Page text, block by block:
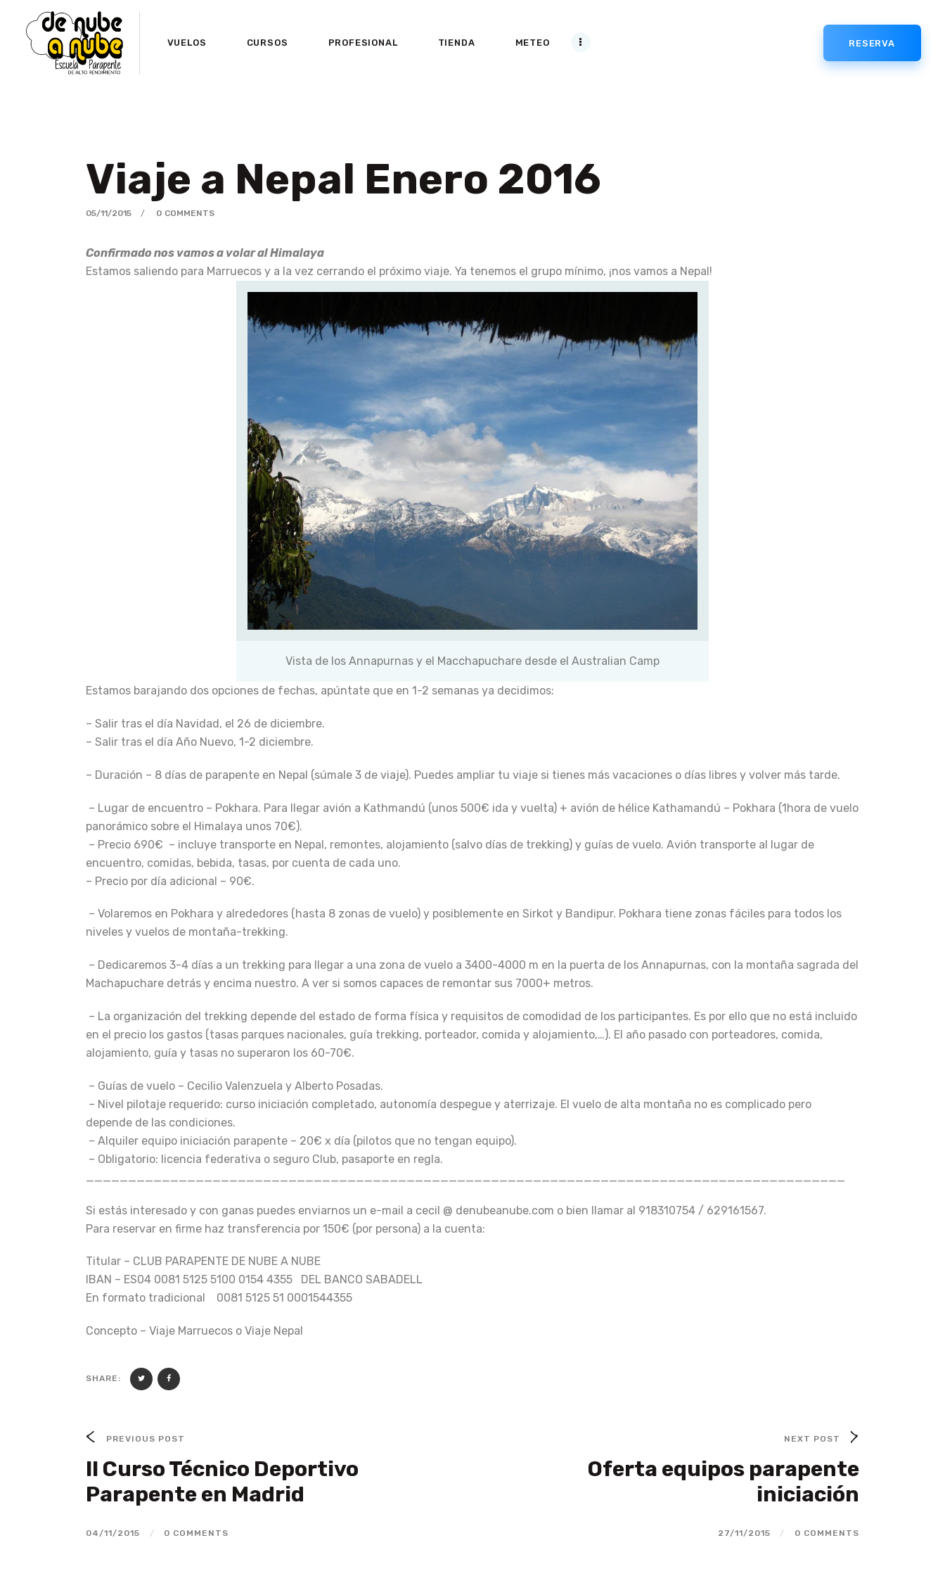
VUELOS CURSOS PROFESIONAL TIENDA METEO RESERVA
CURSOS
METEO
ACCESO CLIENTES /
PARAPENTE
BLOG
Viaje a Nepal Enero 2016
05/11/2015 0 COMMENTS
Confirmado nos vamos a volar al Himalaya
Estamos saliendo para Marruecos y a la vez cerrando el próximo viaje. Ya tenemos el grupo mínimo, ¡nos vamos a Nepal!
Vista de los Annapurnas y el Macchapuchare desde el Australian Camp
Estamos barajando dos opciones de fechas, apúntate que en 1-2 semanas ya decidimos:
– Salir tras el día Navidad, el 26 de diciembre.
– Salir tras el día Año Nuevo, 1-2 diciembre.
– Duración – 8 días de parapente en Nepal (súmale 3 de viaje). Puedes ampliar tu viaje si tienes más vacaciones o días libres y volver más tarde.
– Lugar de encuentro – Pokhara. Para llegar avión a Kathmandú (unos 500€ ida y vuelta) + avión de hélice Kathamandú – Pokhara (1hora de vuelo
panorámico sobre el Himalaya unos 70€).
– Precio 690€ – incluye transporte en Nepal, remontes, alojamiento (salvo días de trekking) y guías de vuelo. Avión transporte al lugar de
encuentro, comidas, bebida, tasas, por cuenta de cada uno.
– Precio por día adicional – 90€.
– Volaremos en Pokhara y alrededores (hasta 8 zonas de vuelo) y posiblemente en Sirkot y Bandipur. Pokhara tiene zonas fáciles para todos los
niveles y vuelos de montaña-trekking.
– Dedicaremos 3-4 días a un trekking para llegar a una zona de vuelo a 3400-4000 m en la puerta de los Annapurnas, con la montaña sagrada del
Machapuchare detrás y encima nuestro. A ver si somos capaces de remontar sus 7000+ metros.
– La organización del trekking depende del estado de forma física y requisitos de comodidad de los participantes. Es por ello que no está incluido
en el precio los gastos (tasas parques nacionales, guía trekking, porteador, comida y alojamiento,…). El año pasado con porteadores, comida,
alojamiento, guía y tasas no superaron los 60-70€.
– Guías de vuelo – Cecilio Valenzuela y Alberto Posadas.
– Nivel pilotaje requerido: curso iniciación completado, autonomía despegue y aterrizaje. El vuelo de alta montaña no es complicado pero
depende de las condiciones.
– Alquiler equipo iniciación parapente – 20€ x día (pilotos que no tengan equipo).
– Obligatorio: licencia federativa o seguro Club, pasaporte en regla.
Si estás interesado y con ganas puedes enviarnos un e-mail a cecil @ denubeanube.com o bien llamar al 918310754 / 629161567.
Para reservar en firme haz transferencia por 150€ (por persona) a la cuenta:
Titular – CLUB PARAPENTE DE NUBE A NUBE
IBAN – ES04 0081 5125 5100 0154 4355 DEL BANCO SABADELL
En formato tradicional 0081 5125 51 0001544355
Concepto – Viaje Marruecos o Viaje Nepal
SHARE:
PREVIOUS POST
II Curso Técnico Deportivo
Parapente en Madrid
04/11/2015 / 0 COMMENTS
NEXT POST
Oferta equipos parapente
iniciación
27/11/2015 / 0 COMMENTS